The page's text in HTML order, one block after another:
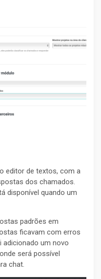
editor de textos, com a
dos chamados.
disponível quando um
padrões em
ficavam com erros
um novo
será possível
chat.